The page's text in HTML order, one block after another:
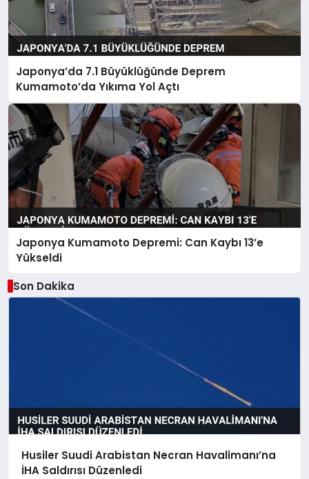
Japonya’da 7.1 Büyüklüğünde Deprem
Kumamoto’da Yıkıma Yol Açtı
Japonya Kumamoto Depremi: Can Kaybı 13’e
Yükseldi
Son Dakika
Husiler Suudi Arabistan Necran Havalimanı’na
İHA Saldırısı Düzenledi